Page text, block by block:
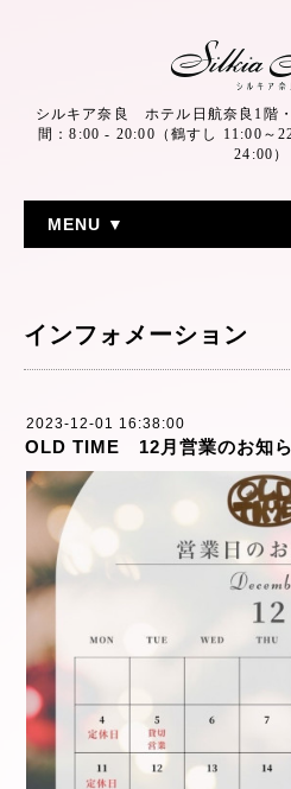
シルキア奈良 ホテル日航奈良1階
間：8:00 - 20:00（鶴すし 11:00～
24:00
MENU ▼
インフォメーション
2023-12-01 16:38:00
OLD TIME 12月営業のお知